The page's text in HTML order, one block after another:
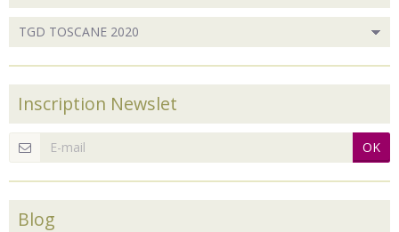
Inscription Newslet
OK
Blog